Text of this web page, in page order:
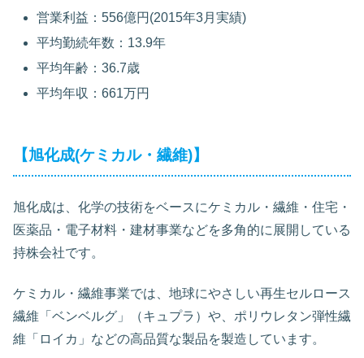
営業利益：556億円(2015年3月実績)
平均勤続年数：13.9年
平均年齢：36.7歳
平均年収：661万円
【旭化成(ケミカル・繊維)】
旭化成は、化学の技術をベースにケミカル・繊維・住宅・
医薬品・電子材料・建材事業などを多角的に展開している
持株会社です。
ケミカル・繊維事業では、地球にやさしい再生セルロース
繊維「ベンベルグ」（キュプラ）や、ポリウレタン弾性繊
維「ロイカ」などの高品質な製品を製造しています。